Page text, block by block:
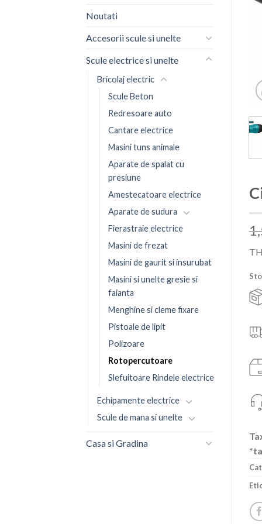
Noutati
Accesorii scule si unelte
Scule electrice si unelte
Bricolaj electric
Scule Beton
Redresoare auto
Cantare electrice
Masini tuns animale
Aparate de spalat cu
presiune
Amestecatoare electrice
Aparate de sudura
Fierastraie electrice
Masini de frezat
Masini de gaurit si insurubat
Masini si unelte gresie si
faianta
Menghine si cleme fixare
Pistoale de lipit
Polizoare
Rotopercutoare
Slefuitoare Rindele electrice
Echipamente electrice
Scule de mana si unelte
Casa si Gradina